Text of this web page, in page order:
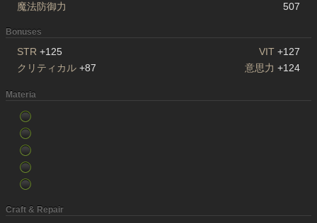
魔法防御力
507
Bonuses
STR +125 VIT +127
クリティカル +87 意思力 +124
Materia
Craft & Repair